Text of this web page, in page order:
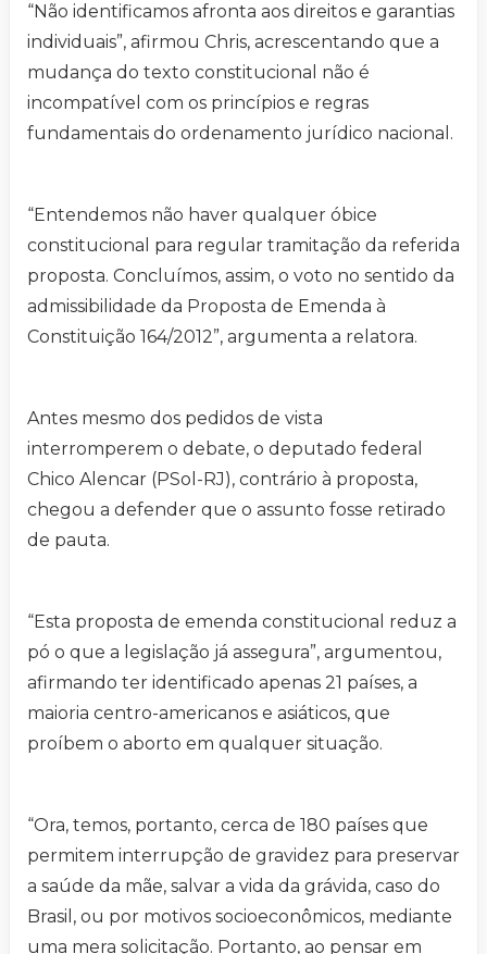
“Não identificamos afronta aos direitos e garantias
individuais”, afirmou Chris, acrescentando que a
mudança do texto constitucional não é
incompatível com os princípios e regras
fundamentais do ordenamento jurídico nacional.
“Entendemos não haver qualquer óbice
constitucional para regular tramitação da referida
proposta. Concluímos, assim, o voto no sentido da
admissibilidade da Proposta de Emenda à
Constituição 164/2012”, argumenta a relatora.
Antes mesmo dos pedidos de vista
interromperem o debate, o deputado federal
Chico Alencar (PSol-RJ), contrário à proposta,
chegou a defender que o assunto fosse retirado
de pauta.
“Esta proposta de emenda constitucional reduz a
pó o que a legislação já assegura”, argumentou,
afirmando ter identificado apenas 21 países, a
maioria centro-americanos e asiáticos, que
proíbem o aborto em qualquer situação.
“Ora, temos, portanto, cerca de 180 países que
permitem interrupção de gravidez para preservar
a saúde da mãe, salvar a vida da grávida, caso do
Brasil, ou por motivos socioeconômicos, mediante
uma mera solicitação. Portanto, ao pensar em